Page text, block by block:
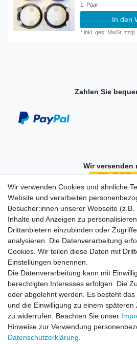
1 Paar
In den
*inkl. ges. MwSt.
Zahlen Sie
Wir versenden
Einkaufen
Zahlungsarten
Versandarten & -kosten
Widerrufsrecht
Warenkorb
Zur Kasse
Vertrag widerrufen
Mein Konto
Registrieren
Wir verwenden Cookies und ähnliche
Website und verarbeiten
Besucher:innen unserer Webseite (z.B.
Inhalte und Anzeigen zu
Drittanbietern einzubinden oder
analysieren. Die Datenverarbeitung
Cookies. Wir teilen diese Daten mit
Einstellungen benennen.
Die Datenverarbeitung kann mit
berechtigten Interesses erfolgen. Die
oder abgelehnt werden. Es besteht
und die Einwilligung zu einem
zu widerrufen. Beachten Sie unser
Hinweise zur Verwendung
Daten­schutz­erklärung